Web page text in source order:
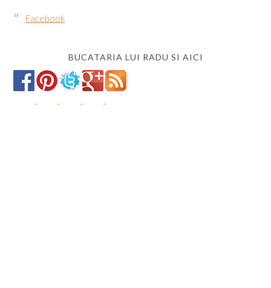
Facebook
BUCATARIA LUI RADU SI AICI